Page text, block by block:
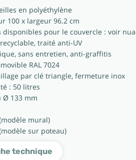
en polyéthylène
100 x largeur 96.2 cm
disponibles pour le couvercle : voir
traité anti-UV
sans entretien, anti-graffitis
RAL 7024
par clé triangle, fermeture inox
: 50 litres
Ø 133 mm
mural)
sur poteau)
technique